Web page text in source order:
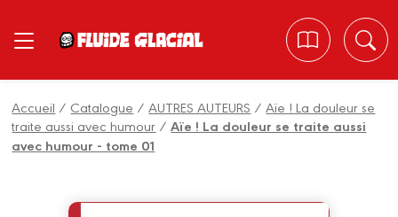
Accueil / Catalogue /AUTRES AUTEURS /Aïe ! La douleur se
traite aussi avec humour /Aïe ! La douleur se traite aussi
avec humour - tome 01